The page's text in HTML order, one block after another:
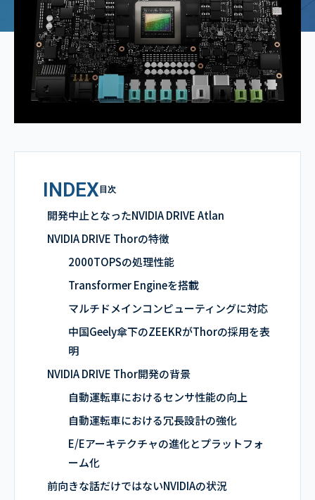
INDEX 目次
開発中止となったNVIDIA DRIVE Atlan
NVIDIA DRIVE Thorの特徴
2000TOPSの処理性能
Transformer Engineを搭載
マルチドメインコンピューティングに対応
中国Geely傘下のZEEKRがThorの採用を表
明
NVIDIA DRIVE Thor開発の背景
自動運転車におけるセンサ性能の向上
自動運転車における冗長設計の強化
E/Eアーキテクチャの進化とプラットフォ
ーム化
前向きな話だけではないNVIDIAの状況